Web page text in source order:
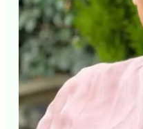
Guadeloupe.
cause de la vie
Laisser un commentaire
ParAgnès Mathey •29